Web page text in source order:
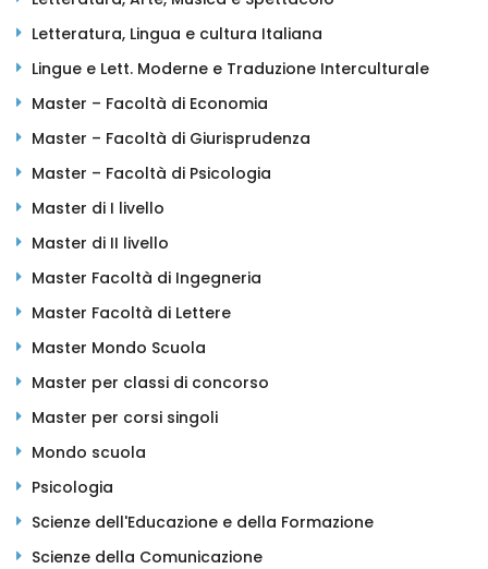
Letteratura, Lingua e cultura Italiana
Lingue e Lett. Moderne e Traduzione Interculturale
Master – Facoltà di Economia
Master – Facoltà di Giurisprudenza
Master – Facoltà di Psicologia
Master di I livello
Master di II livello
Master Facoltà di Ingegneria
Master Facoltà di Lettere
Master Mondo Scuola
Master per classi di concorso
Master per corsi singoli
Mondo scuola
Psicologia
Scienze dell'Educazione e della Formazione
Scienze della Comunicazione